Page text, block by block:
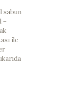
sabun
–
ile